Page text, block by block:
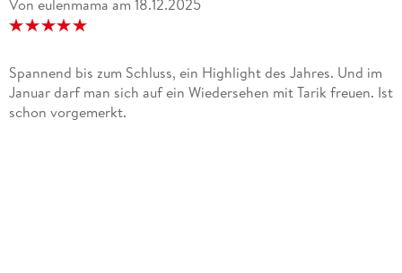
Von eulenmama am 18.12.2025
Spannend bis zum Schluss, ein Highlight des Jahres. Und im
Januar darf man sich auf ein Wiedersehen mit Tarik freuen. Ist
schon vorgemerkt.